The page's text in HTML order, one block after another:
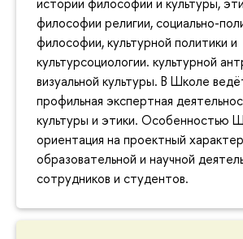
философии религии, социально-
философии, культурной политики и
культурсоциологии. культурной
визуальной культуры. В Школе
профильная экспертная
культуры и этики. Особенностью
ориентация на проектный характер
образовательной и научной
сотрудников и студентов.